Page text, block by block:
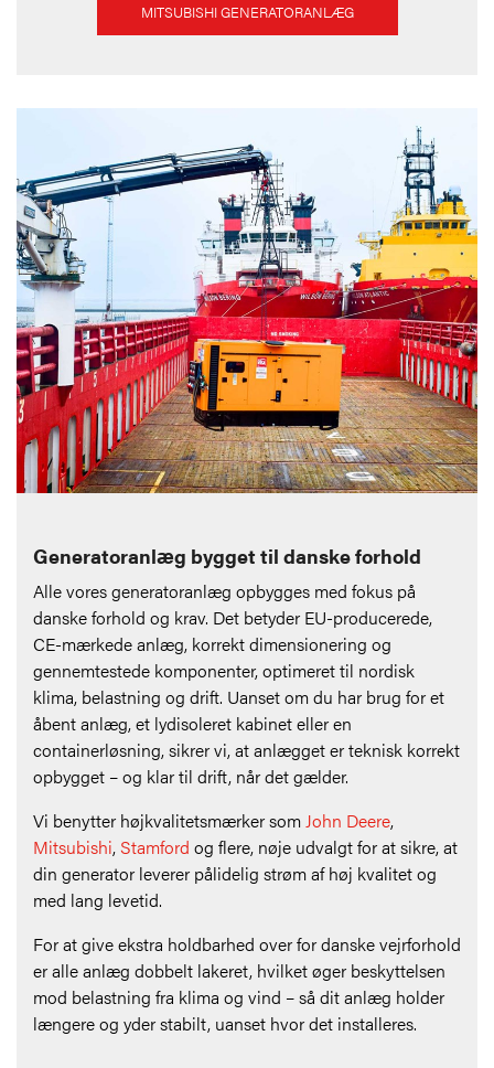
MITSUBISHI GENERATORANLÆG
Generatoranlæg bygget til danske forhold
Alle vores generatoranlæg opbygges med fokus på
danske forhold og krav. Det betyder EU-producerede,
CE-mærkede anlæg, korrekt dimensionering og
gennemtestede komponenter, optimeret til nordisk
klima, belastning og drift. Uanset om du har brug for et
åbent anlæg, et lydisoleret kabinet eller en
containerløsning, sikrer vi, at anlægget er teknisk korrekt
opbygget – og klar til drift, når det gælder.
Vi benytter højkvalitetsmærker somJohn Deere,
Mitsubishi, Stamford og flere, nøje udvalgt for at sikre, at
din generator leverer pålidelig strøm af høj kvalitet og
med lang levetid.
For at give ekstra holdbarhed over for danske vejrforhold
er alle anlæg dobbelt lakeret, hvilket øger beskyttelsen
mod belastning fra klima og vind – så dit anlæg holder
længere og yder stabilt, uanset hvor det installeres.